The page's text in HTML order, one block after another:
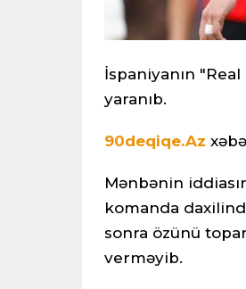
İspaniyanın
yaranıb.
90deqiqe.Az
Mənbənin
komanda
sonra özünü
verməyib.